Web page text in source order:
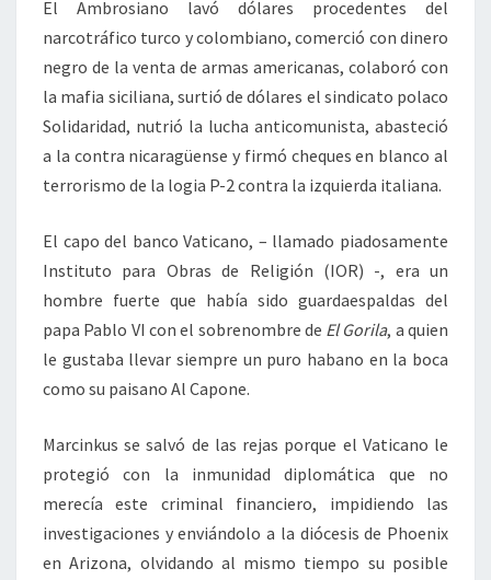
El Ambrosiano lavó dólares procedentes del
narcotráfico turco y colombiano, comerció con dinero
negro de la venta de armas americanas, colaboró con
la mafia siciliana, surtió de dólares el sindicato polaco
Solidaridad, nutrió la lucha anticomunista, abasteció
a la contra nicaragüense y firmó cheques en blanco al
terrorismo de la logia P-2 contra la izquierda italiana.
El capo del banco Vaticano, – llamado piadosamente
Instituto para Obras de Religión (IOR) -, era un
hombre fuerte que había sido guardaespaldas del
papa Pablo VI con el sobrenombre de El Gorila, a quien
le gustaba llevar siempre un puro habano en la boca
como su paisano Al Capone.
Marcinkus se salvó de las rejas porque el Vaticano le
protegió con la inmunidad diplomática que no
merecía este criminal financiero, impidiendo las
investigaciones y enviándolo a la diócesis de Phoenix
en Arizona, olvidando al mismo tiempo su posible